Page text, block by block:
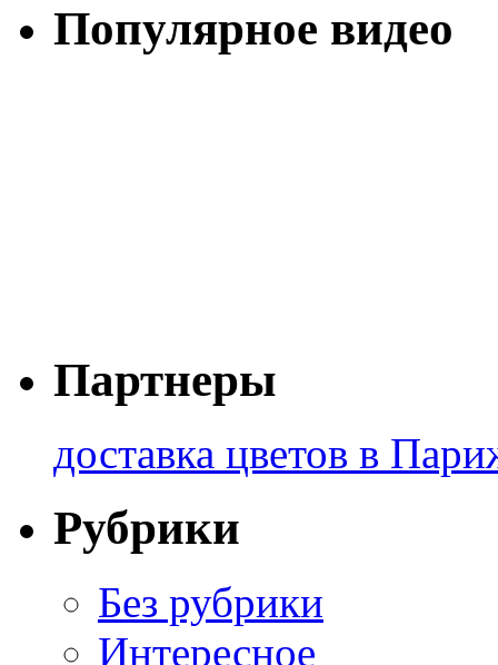
Популярное видео
Партнеры
доставка цветов в
Рубрики
Без рубрики
Интересное